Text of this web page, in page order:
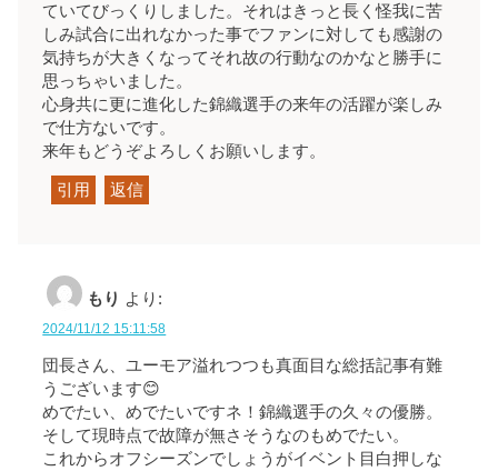
ていてびっくりしました。それはきっと長く怪我に苦
しみ試合に出れなかった事でファンに対しても感謝の
気持ちが大きくなってそれ故の行動なのかなと勝手に
思っちゃいました。
心身共に更に進化した錦織選手の来年の活躍が楽しみ
で仕方ないです。
来年もどうぞよろしくお願いします。
引用 返信
もり より:
2024/11/12 15:11:58
団長さん、ユーモア溢れつつも真面目な総括記事有難
うございます😊
めでたい、めでたいですネ！錦織選手の久々の優勝。
そして現時点で故障が無さそうなのもめでたい。
これからオフシーズンでしょうがイベント目白押しな